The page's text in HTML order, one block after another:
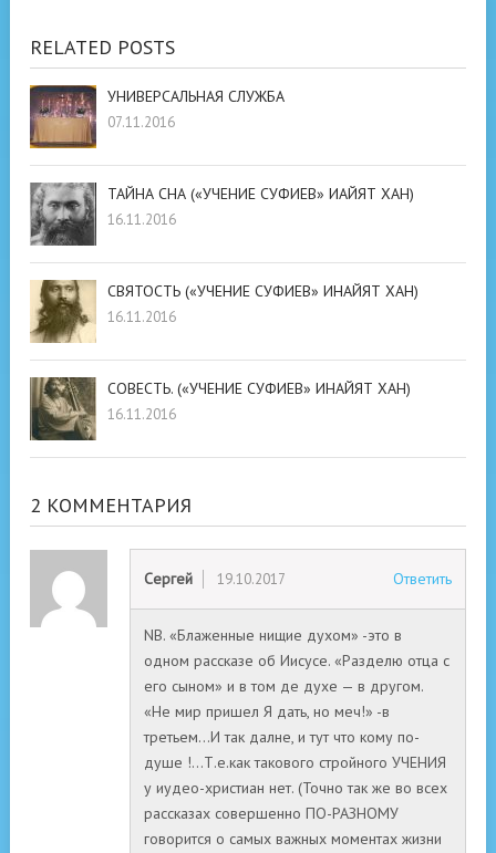
RELATED POSTS
УНИВЕРСАЛЬНАЯ СЛУЖБА
07.11.2016
ТАЙНА СНА («УЧЕНИЕ СУФИЕВ» ИАЙЯТ ХАН)
16.11.2016
СВЯТОСТЬ («УЧЕНИЕ СУФИЕВ» ИНАЙЯТ ХАН)
16.11.2016
СОВЕСТЬ. («УЧЕНИЕ СУФИЕВ» ИНАЙЯТ ХАН)
16.11.2016
2 КОММЕНТАРИЯ
Сергей 19.10.2017 Ответить
NB. «Блаженные нищие духом» -это в
одном рассказе об Иисусе. «Разделю отца с
его сыном» и в том де духе — в другом.
«Не мир пришел Я дать, но меч!» -в
третьем…И так далне, и тут что кому по-
душе !…Т.е.как такового стройного УЧЕНИЯ
у иудео-христиан нет. (Точно так же во всех
рассказах совершенно ПО-РАЗНОМУ
говорится о самых важных моментах жизни